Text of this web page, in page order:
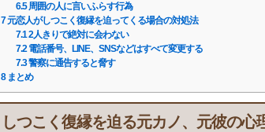
6.5周囲の人に言いふらす行為
7元恋人がしつこく復縁を迫ってくる場合の対処法
7.12人きりで絶対に会わない
7.2電話番号、LINE、SNSなどはすべて変更する
7.3警察に通告すると脅す
8まとめ
しつこく復縁を迫る元カノ、元彼の心